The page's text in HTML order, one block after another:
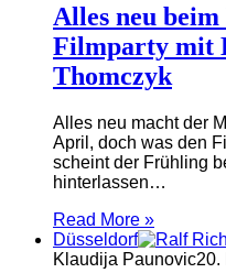
Alles neu
Filmparty mit
Thomczyk
Alles neu macht der
April, doch was den
scheint der Frühling
hinterlassen…
Read More »
Düsseldorf
Klaudija Paunovic20.